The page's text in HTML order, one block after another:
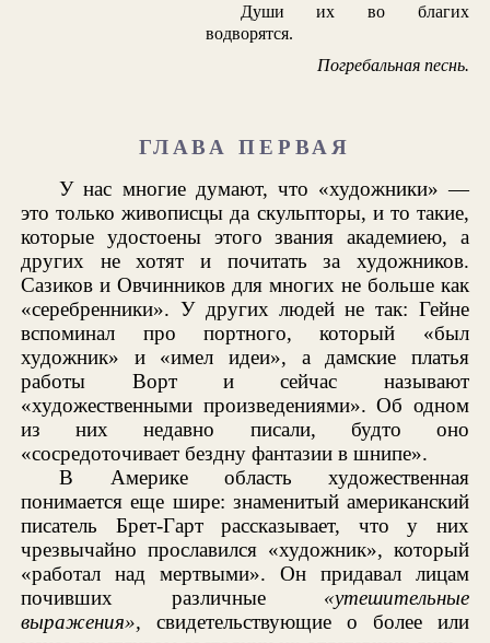
Души их во благих
водворятся.
Погребальная песнь.
ГЛАВА ПЕРВАЯ
У нас многие думают, что «художники» —
это только живописцы да скульпторы, и то такие,
которые удостоены этого звания академиею, а
других не хотят и почитать за художников.
Сазиков и Овчинников для многих не больше как
«серебренники». У других людей не так: Гейне
вспоминал про портного, который «был
художник» и «имел идеи», а дамские платья
работы Ворт и сейчас называют
«художественными произведениями». Об одном
из них недавно писали, будто оно
«сосредоточивает бездну фантазии в шнипе».
В Америке область художественная
понимается еще шире: знаменитый американский
писатель Брет-Гарт рассказывает, что у них
чрезвычайно прославился «художник», который
«работал над мертвыми». Он придавал лицам
почивших различные «утешительные
выражения», свидетельствующие о более или